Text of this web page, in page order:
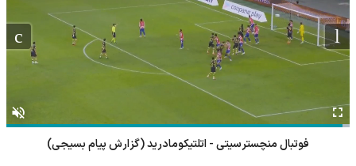
فوتبال اسپارتا روتردام - فاینورد